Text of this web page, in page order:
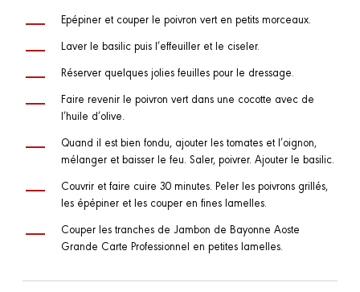
Epépiner et couper le poivron vert en petits morceaux.
Laver le basilic puis l’effeuiller et le ciseler.
Réserver quelques jolies feuilles pour le dressage.
Faire revenir le poivron vert dans une cocotte avec de
l’huile d’olive.
Quand il est bien fondu, ajouter les tomates et l’oignon,
mélanger et baisser le feu. Saler, poivrer. Ajouter le basilic.
Couvrir et faire cuire 30 minutes. Peler les poivrons grillés,
les épépiner et les couper en fines lamelles.
Couper les tranches de Jambon de Bayonne Aoste
Grande Carte Professionnel en petites lamelles.